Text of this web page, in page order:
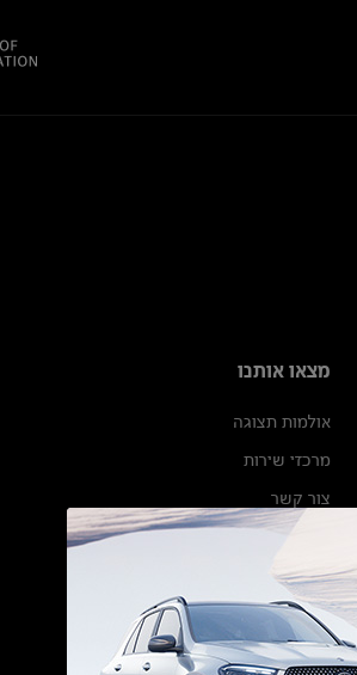
מצאו אותנו
אולמות תצוגה
מרכזי שירות
צור קשר